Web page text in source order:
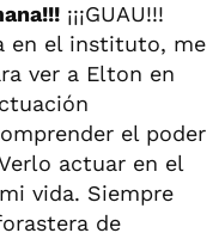
¡¡¡GUAU!!!
en el instituto, me
ver a Elton en
el poder
actuar en el
vida. Siempre
de